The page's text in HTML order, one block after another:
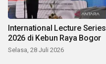
International Lecture Series
2026 di Kebun Raya Bogor
Selasa, 28 Juli 2026